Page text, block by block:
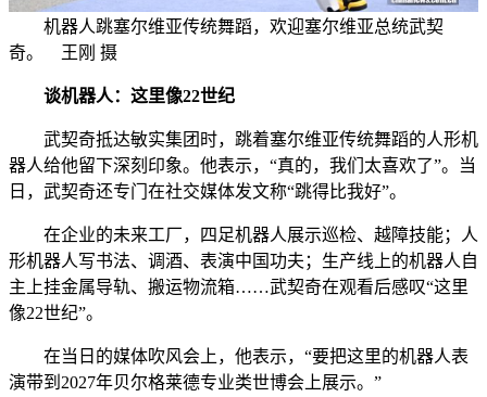
机器人跳塞尔维亚传统舞蹈，欢迎塞尔维亚总统武契
奇。 王刚 摄
谈机器人：这里像22世纪
武契奇抵达敏实集团时，跳着塞尔维亚传统舞蹈的人形机
器人给他留下深刻印象。他表示，“真的，我们太喜欢了”。当
日，武契奇还专门在社交媒体发文称“跳得比我好”。
在企业的未来工厂，四足机器人展示巡检、越障技能；人
形机器人写书法、调酒、表演中国功夫；生产线上的机器人自
主上挂金属导轨、搬运物流箱……武契奇在观看后感叹“这里
像22世纪”。
在当日的媒体吹风会上，他表示，“要把这里的机器人表
演带到2027年贝尔格莱德专业类世博会上展示。”